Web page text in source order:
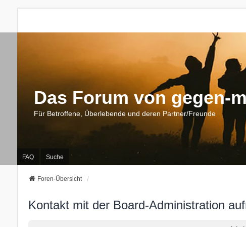
Das Forum von gegen-
Für Betroffene, Überlebende und deren Partner/Freunde
FAQ Suche
Foren-Übersicht
Kontakt mit der Board-Administration